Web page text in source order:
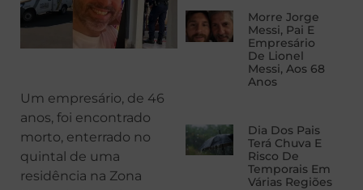
Um empresário, de 46
anos, foi encontrado
morto, enterrado no
quintal de uma
residência na Zona
Morre Jorge
Messi, Pai E
Empresário
De Lionel
Messi, Aos 68
Anos
Dia Dos Pais
Terá Chuva E
Risco De
Temporais Em
Várias Regiões